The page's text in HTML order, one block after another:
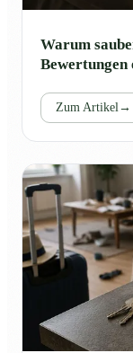
Warum
Bewertungen
Zum Artikel→